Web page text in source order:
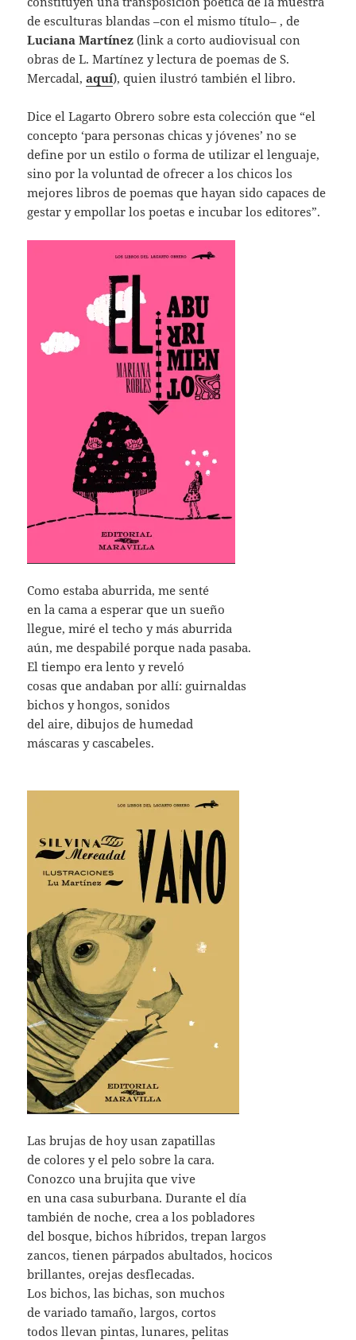
de esculturas blandas –con el mismo título– , de
Luciana Martínez (link a corto audiovisual con
obras de L. Martínez y lectura de poemas de S.
Mercadal,aquí), quien ilustró también el libro.
Dice el Lagarto Obrero sobre esta colección que “el
concepto ‘para personas chicas y jóvenes’ no se
define por un estilo o forma de utilizar el lenguaje,
sino por la voluntad de ofrecer a los chicos los
mejores libros de poemas que hayan sido capaces de
gestar y empollar los poetas e incubar los editores”.
Como estaba aburrida, me senté
en la cama a esperar que un sueño
llegue, miré el techo y más aburrida
aún, me despabilé porque nada pasaba.
El tiempo era lento y reveló
cosas que andaban por allí: guirnaldas
bichos y hongos, sonidos
del aire, dibujos de humedad
máscaras y cascabeles.
Las brujas de hoy usan zapatillas
de colores y el pelo sobre la cara.
Conozco una brujita que vive
en una casa suburbana. Durante el día
también de noche, crea a los pobladores
del bosque, bichos híbridos, trepan largos
zancos, tienen párpados abultados, hocicos
brillantes, orejas desflecadas.
Los bichos, las bichas, son muchos
de variado tamaño, largos, cortos
todos llevan pintas, lunares, pelitas